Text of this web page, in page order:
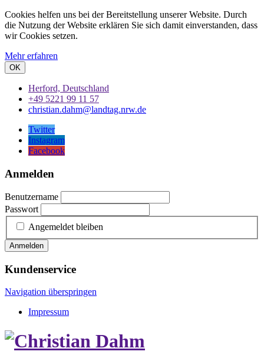
Cookies helfen uns bei der Bereitstellung unserer Website. Durch
die Nutzung der Website erklären Sie sich damit einverstanden, dass
wir Cookies setzen.
Mehr erfahren
OK
Herford, Deutschland
+49 5221 99 11 57
christian.dahm@landtag.nrw.de
Twitter
Instagram
Facebook
Anmelden
Benutzername
Passwort
Angemeldet bleiben
Anmelden
Kundenservice
Navigation überspringen
Impressum